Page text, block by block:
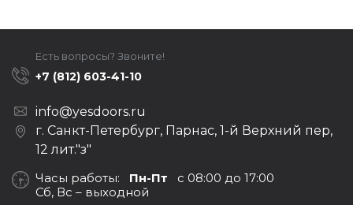
Есть вопросы? Звоните!
+7 (812) 603-41-10
info@yesdoors.ru
г. Санкт-Петербург, Парнас, 1-й Верхний пер,
12 лит."з"
Часы работы: Пн-Пт с 08:00 до 17:00
Сб, Вс – выходной